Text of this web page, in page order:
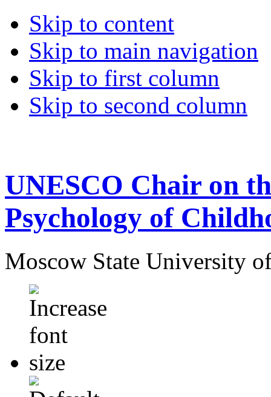
Skip to content
Skip to main navigation
Skip to first column
Skip to second column
UNESCO Chair on
Psychology of
Moscow State University